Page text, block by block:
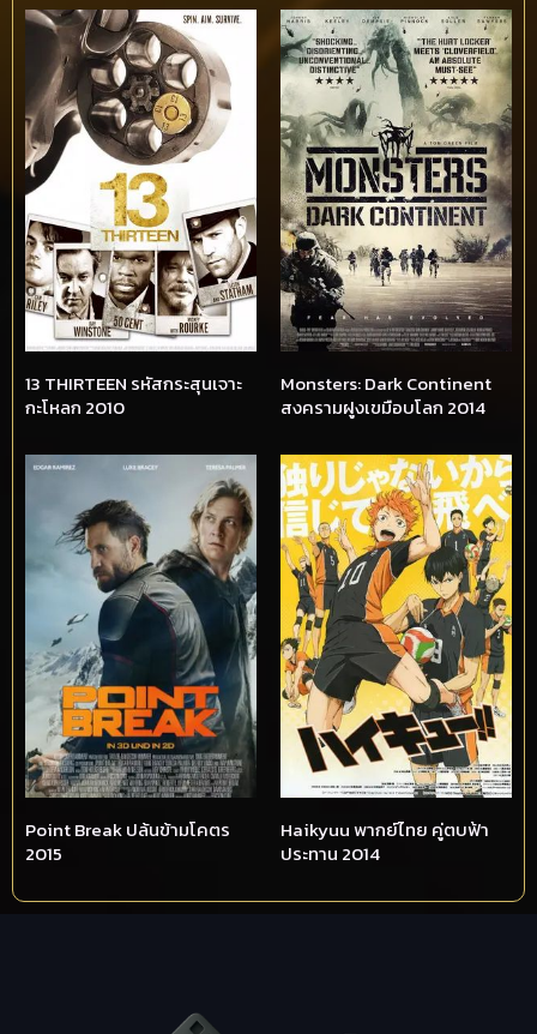
13 THIRTEEN รหัสกระสุนเจาะ
กะโหลก 2010
Monsters: Dark Continent
สงครามฝูงเขมือบโลก 2014
Point Break ปล้นข้ามโคตร
2015
Haikyuu พากย์ไทย คู่ตบฟ้า
ประทาน 2014